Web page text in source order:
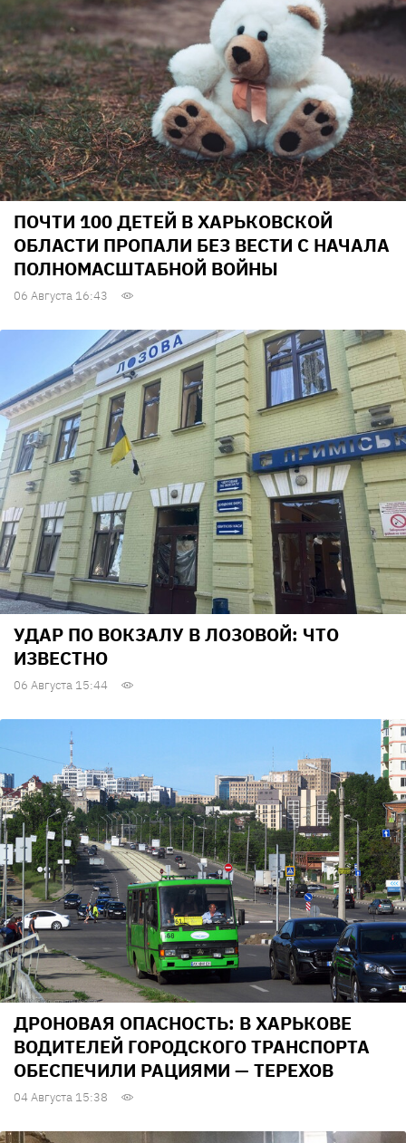
ПОЧТИ 100 ДЕТЕЙ В ХАРЬКОВСКОЙ
ОБЛАСТИ ПРОПАЛИ БЕЗ ВЕСТИ С НАЧАЛА
ПОЛНОМАСШТАБНОЙ ВОЙНЫ
06 Августа 16:43
УДАР ПО ВОКЗАЛУ В ЛОЗОВОЙ: ЧТО
ИЗВЕСТНО
06 Августа 15:44
ДРОНОВАЯ ОПАСНОСТЬ: В ХАРЬКОВЕ
ВОДИТЕЛЕЙ ГОРОДСКОГО ТРАНСПОРТА
ОБЕСПЕЧИЛИ РАЦИЯМИ — ТЕРЕХОВ
04 Августа 15:38